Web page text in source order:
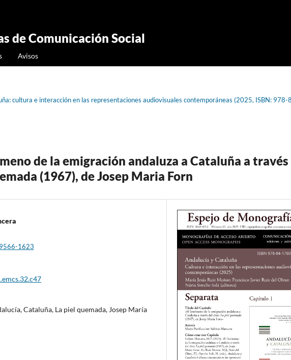
de Comunicación Social
Avisos
cultura e interacción en las representaciones audiovisuales contemporáneas (2025, ISBN: 978-
de la emigración andaluza a Cataluña a través
(1967), de Josep Maria Forn
1623
Cataluña, La piel quemada, Josep María